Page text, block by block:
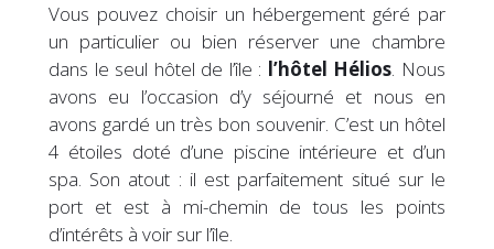
Vous pouvez choisir un hébergement géré par
un particulier ou bien réserver une chambre
dans le seul hôtel de l’île : l’hôtel Hélios. Nous
avons eu l’occasion d’y séjourné et nous en
avons gardé un très bon souvenir. C’est un hôtel
4 étoiles doté d’une piscine intérieure et d’un
spa. Son atout : il est parfaitement situé sur le
port et est à mi-chemin de tous les points
d’intérêts à voir sur l’île.